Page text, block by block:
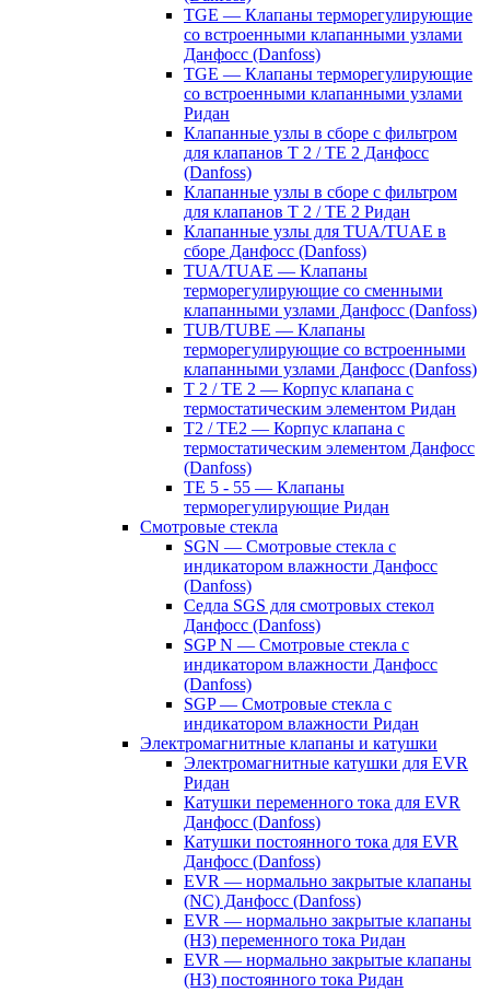
TGE — Клапаны терморегулирующие
со встроенными клапанными узлами
Данфосс (Danfoss)
TGE — Клапаны терморегулирующие
со встроенными клапанными узлами
Ридан
Клапанные узлы в сборе с фильтром
для клапанов T 2 / TE 2 Данфосс
(Danfoss)
Клапанные узлы в сборе с фильтром
для клапанов T 2 / TE 2 Ридан
Клапанные узлы для TUA/TUAE в
сборе Данфосс (Danfoss)
TUA/TUAE — Клапаны
терморегулирующие со сменными
клапанными узлами Данфосс (Danfoss)
TUB/TUBE — Клапаны
терморегулирующие со встроенными
клапанными узлами Данфосс (Danfoss)
T 2 / TE 2 — Корпус клапана с
термостатическим элементом Ридан
T2 / TE2 — Корпус клапана с
термостатическим элементом Данфосс
(Danfoss)
TE 5 - 55 — Клапаны
терморегулирующие Ридан
Смотровые стекла
SGN — Смотровые стекла с
индикатором влажности Данфосс
(Danfoss)
Седла SGS для смотровых стекол
Данфосс (Danfoss)
SGP N — Смотровые стекла с
индикатором влажности Данфосс
(Danfoss)
SGP — Смотровые стекла с
индикатором влажности Ридан
Электромагнитные клапаны и катушки
Электромагнитные катушки для EVR
Ридан
Катушки переменного тока для EVR
Данфосс (Danfoss)
Катушки постоянного тока для EVR
Данфосс (Danfoss)
EVR — нормально закрытые клапаны
(NC) Данфосс (Danfoss)
EVR — нормально закрытые клапаны
(НЗ) переменного тока Ридан
EVR — нормально закрытые клапаны
(НЗ) постоянного тока Ридан